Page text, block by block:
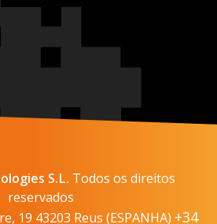
S.L. Todos os direitos
reservados
19 43203 Reus (ESPANHA) +34